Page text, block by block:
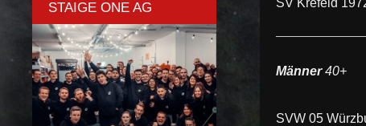
SV Krefeld
Männer40+
SVW 05
STAIGE ONE AG